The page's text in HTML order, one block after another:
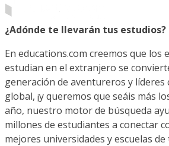
¿Adónde te llevarán tus estudios?
En educations.com creemos que los
estudian en el extranjero se
generación de aventureros y líderes
global, ¡y queremos que seáis más
año, nuestro motor de búsqueda
millones de estudiantes a conectar
mejores universidades y escuelas